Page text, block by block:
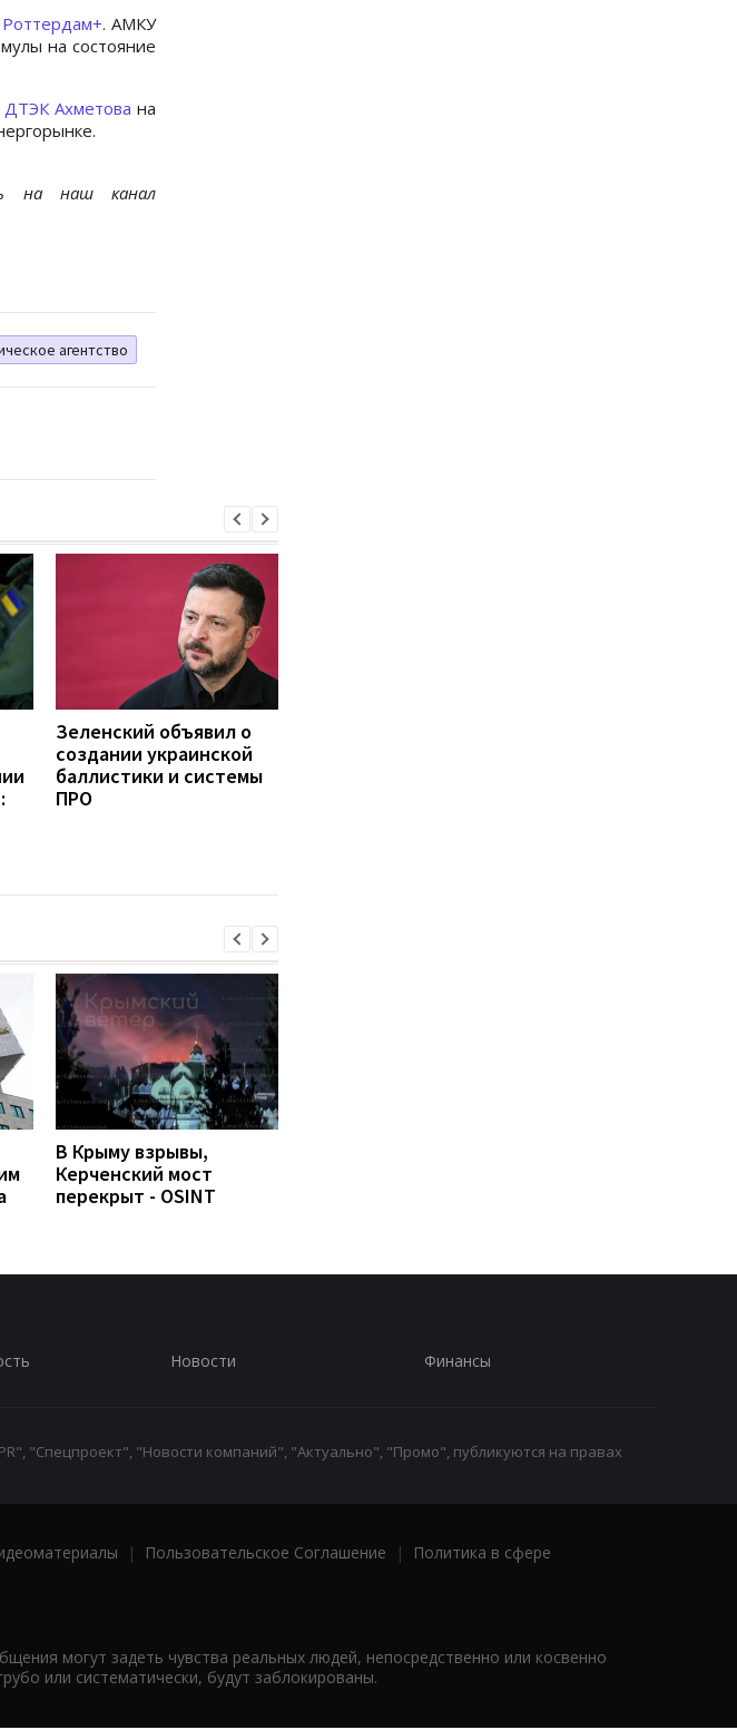
. АМКУ
на состояние
Ахметова на
на наш канал
агентство
Зеленский объявил о
создании украинской
баллистики и системы
ПРО
В Крыму взрывы,
Керченский мост
перекрыт - OSINT
Новости Финансы
"Спецпроект", "Новости компаний", "Актуально", "Промо", публикуются на правах
| Пользовательское Соглашение |
Политика в сфере
могут задеть чувства реальных людей, непосредственно или косвенно
или систематически, будут заблокированы.